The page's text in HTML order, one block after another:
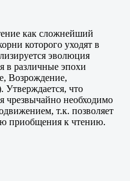
как сложнейший
которого уходят в
эволюция
в различные эпохи
Возрождение,
что
чрезвычайно необходимо
т.к. позволяет
приобщения к чтению.